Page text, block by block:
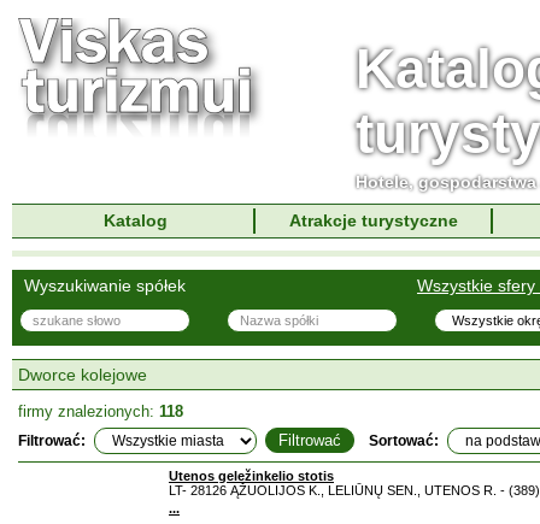
Hotele,
Katalog
Atrakcje turystyczne
Wszystkie sfery
Wyszukiwanie spółek
Dworce kolejowe
firmy znalezionych: 118
Filtrować: Sortować:
Utenos geležinkelio stotis
LT- 28126 ĄŽUOLIJOS K., LELIŪNŲ SEN., UTENOS R. -
...